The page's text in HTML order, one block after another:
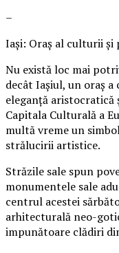
–
Iași: Oraș al culturii
Nu există loc mai
decât Iașiul, un oraș a
eleganță
Capitala Culturală a
multă vreme un
strălucirii artistice.
Străzile sale spun
monumentele sale
centrul acestei
arhitecturală neo-
impunătoare clădiri